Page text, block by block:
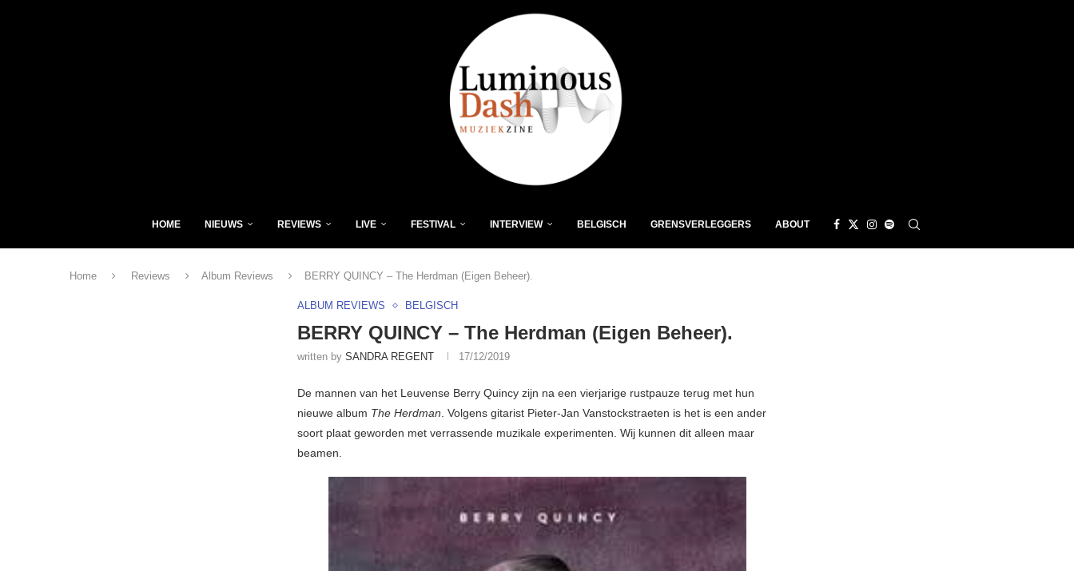
HOME NIEUWS REVIEWS LIVE FESTIVAL INTERVIEW BELGISCH GRENSVERLEGGERS ABOUT
Home Reviews Album Reviews BERRY QUINCY – The Herdman (Eigen Beheer).
ALBUM REVIEWS BELGISCH
BERRY QUINCY – The Herdman (Eigen Beheer).
written by SANDRA REGENT 17/12/2019
De mannen van het Leuvense Berry Quincy zijn na een vierjarige rustpauze terug met hun
nieuwe album The Herdman. Volgens gitarist Pieter-Jan Vanstockstraeten is het is een ander
soort plaat geworden met verrassende muzikale experimenten. Wij kunnen dit alleen maar
beamen.